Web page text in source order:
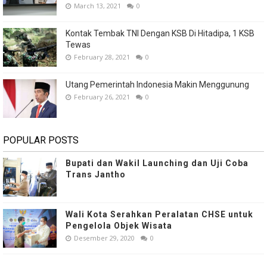
March 13, 2021 0
Kontak Tembak TNI Dengan KSB Di Hitadipa, 1 KSB
Tewas
February 28, 2021 0
Utang Pemerintah Indonesia Makin Menggunung
February 26, 2021 0
POPULAR POSTS
Bupati dan Wakil Launching dan Uji Coba
Trans Jantho
Wali Kota Serahkan Peralatan CHSE untuk
Pengelola Objek Wisata
Desember 29, 2020 0